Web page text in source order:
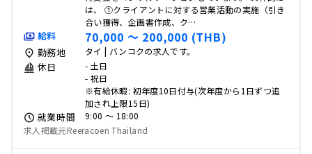
は、 ①クライアントに対する営業活動の実施（引き
合い獲得、企画書作成、ク…
給料 70,000 〜 200,000 (THB)
勤務地 タイ | バンコクの求人です。
休日
- 土日
- 祝日
※有給休暇: 初年度10日付与(次年度から1日ずつ追
加され上限15日)
就業時間
9:00 〜 18:00
求人掲載元Reeracoen Thailand